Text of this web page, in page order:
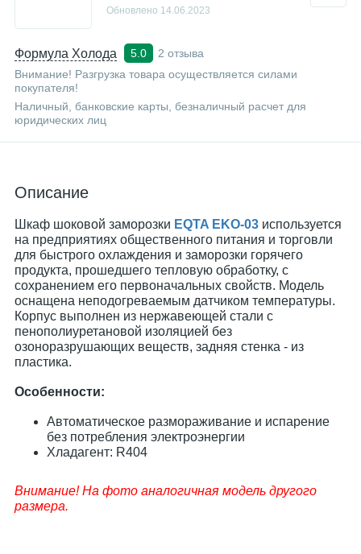
Формула Холода 5.0
2 отзыва
Внимание! Разгрузка товара осуществляется силами
покупателя!
Наличный, банковские карты, безналичный расчет для
юридических лиц
Обновлено 14.06.2023
Описание
Шкаф шоковой заморозки EQTA EKO-03 используется
на предприятиях общественного питания и торговли
для быстрого охлаждения и заморозки горячего
продукта, прошедшего тепловую обработку, с
сохранением его первоначальных свойств. Модель
оснащена неподогреваемым датчиком температуры.
Корпус выполнен из нержавеющей стали с
пенополиуретановой изоляцией без
озоноразрушающих веществ, задняя стенка - из
пластика.
Особенности:
Автоматическое размораживание и испарение
без потребления электроэнергии
Хладагент: R404
Внимание! На фото аналогичная модель другого
размера.